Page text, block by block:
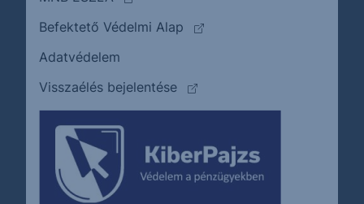
Befektető Védelmi Alap
(külső oldalra ugrik)
Adatvédelem
Visszaélés bejelentése
(külső oldalra ugrik)